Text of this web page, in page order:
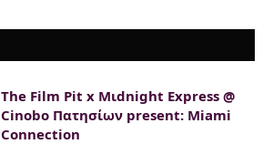
The Film Pit x Μιdnight Express @
Cinobo Πατησίων present: Miami
Connection